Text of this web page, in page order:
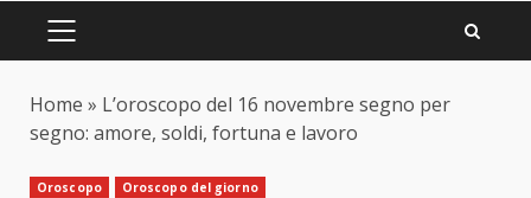
PRIMARY
Home » L’oroscopo del 16 novembre segno per
segno: amore, soldi, fortuna e lavoro
Oroscopo Oroscopo del giorno